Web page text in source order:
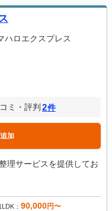
ハロエクスプレス
ミ・評判 2件
加
理サービスを提供してお
90,000円〜